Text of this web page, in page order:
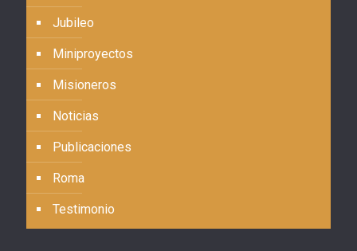
Jubileo
Miniproyectos
Misioneros
Noticias
Publicaciones
Roma
Testimonio